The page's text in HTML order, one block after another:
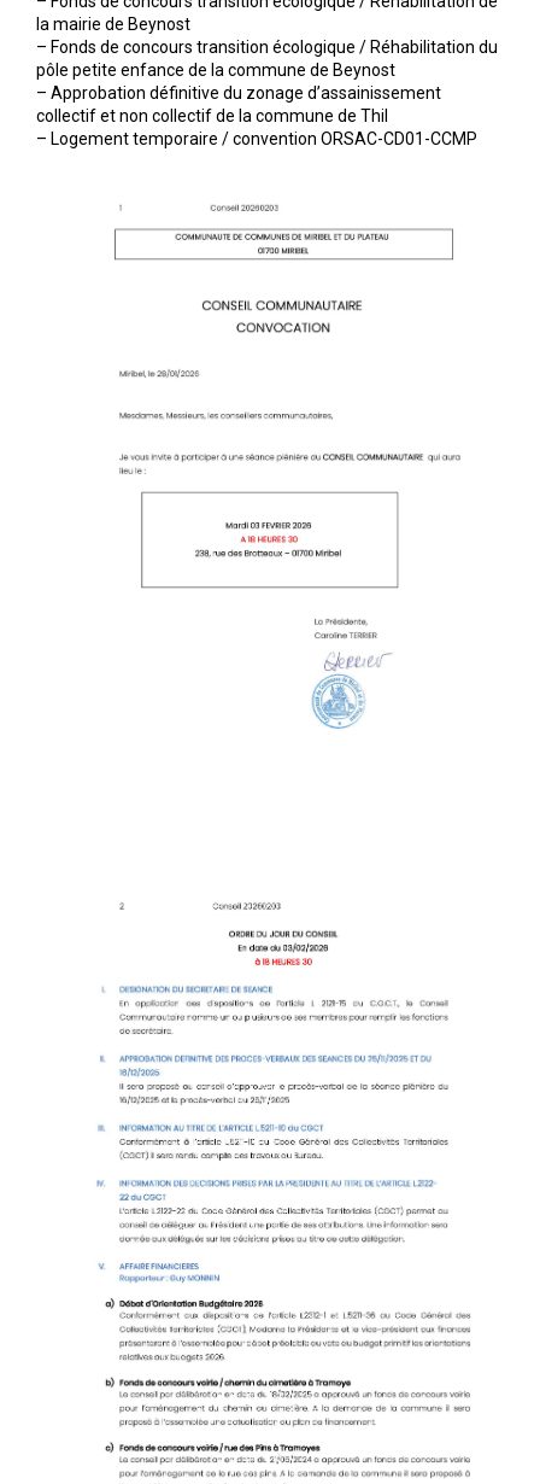
la mairie de Beynost
– Fonds de concours transition écologique / Réhabilitation du
pôle petite enfance de la commune de Beynost
– Approbation définitive du zonage d’assainissement
collectif et non collectif de la commune de Thil
– Logement temporaire / convention ORSAC-CD01-CCMP